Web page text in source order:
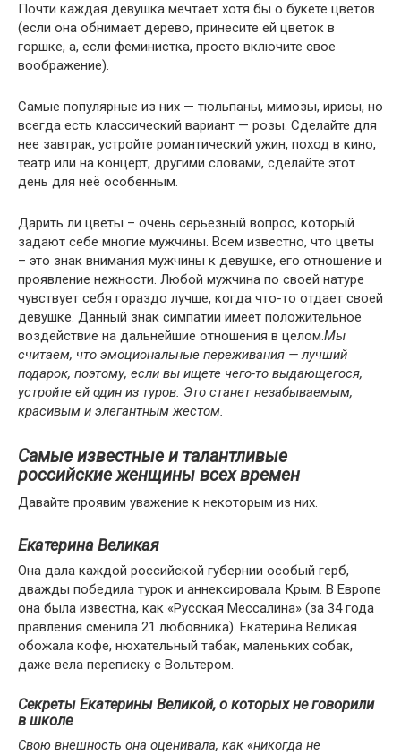
Почти каждая девушка мечтает хотя бы о букете цветов
(если она обнимает дерево, принесите ей цветок в
горшке, а, если феминистка, просто включите свое
воображение).
Самые популярные из них — тюльпаны, мимозы, ирисы, но
всегда есть классический вариант — розы. Сделайте для
нее завтрак, устройте романтический ужин, поход в кино,
театр или на концерт, другими словами, сделайте этот
день для неё особенным.
Дарить ли цветы – очень серьезный вопрос, который
задают себе многие мужчины. Всем известно, что цветы
– это знак внимания мужчины к девушке, его отношение и
проявление нежности. Любой мужчина по своей натуре
чувствует себя гораздо лучше, когда что-то отдает своей
девушке. Данный знак симпатии имеет положительное
воздействие на дальнейшие отношения в целом.Мы
считаем, что эмоциональные переживания — лучший
подарок, поэтому, если вы ищете чего-то выдающегося,
устройте ей один из туров. Это станет незабываемым,
красивым и элегантным жестом.
Самые известные и талантливые
российские женщины всех времен
Давайте проявим уважение к некоторым из них.
Екатерина Великая
Она дала каждой российской губернии особый герб,
дважды победила турок и аннексировала Крым. В Европе
она была известна, как «Русская Мессалина» (за 34 года
правления сменила 21 любовника). Екатерина Великая
обожала кофе, нюхательный табак, маленьких собак,
даже вела переписку с Вольтером.
Секреты Екатерины Великой, о которых не говорили
в школе
Свою внешность она оценивала, как «никогда не